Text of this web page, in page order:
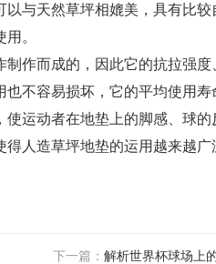
以与天然草坪相媲美，具有比较
。
而成的，因此它的抗拉强度
不容易损坏，它的平均使用寿
运动者在地垫上的脚感、球
人造草坪地垫的运用越来越
下一篇： 解析世界杯球场上